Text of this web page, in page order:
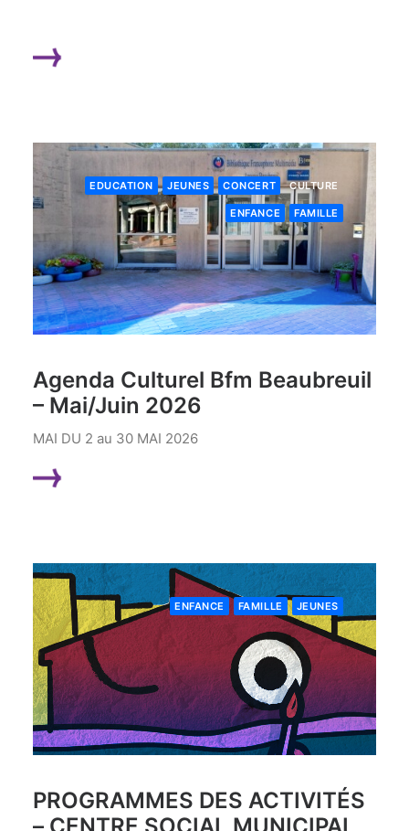
EDUCATION JEUNES CONCERT CULTURE
ENFANCE FAMILLE
Agenda Culturel Bfm Beaubreuil
– Mai/Juin 2026
MAI DU 2 au 30 MAI 2026
ENFANCE FAMILLE JEUNES
PROGRAMMES DES ACTIVITÉS